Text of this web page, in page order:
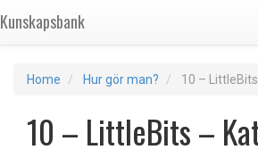
Kunskapsbank
Home Hur gör man? 10 –
10 – LittleBits –